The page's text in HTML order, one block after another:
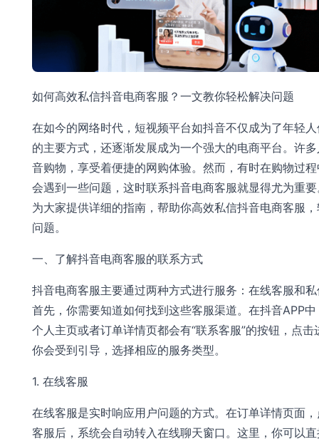
如何高效私信抖音电商客服？一文教你轻松解决问题
在如今的网络时代，短视频平台如抖音不仅成为了年轻
的主要方式，还逐渐发展成为一个强大的电商平台。许
音购物，享受着便捷的网购体验。然而，有时在购物过
会遇到一些问题，这时联系抖音电商客服就显得尤为重
为大家提供详细的指南，帮助你高效私信抖音电商客服
问题。
一、了解抖音电商客服的联系方式
抖音电商客服主要通过两种方式进行服务：在线客服和
首先，你需要知道如何找到这些客服渠道。在抖音APP
个人主页或者订单详情页都会有“联系客服”的按钮，点击
你会受到引导，选择相应的服务类型。
1. 在线客服
在线客服是实时响应用户问题的方式。在订单详情页面
客服后，系统会自动转入在线聊天窗口。这里，你可以